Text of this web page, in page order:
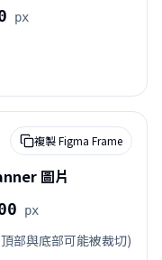
px
複製 Figma Frame
圖片
px
部與底部可能被裁切)